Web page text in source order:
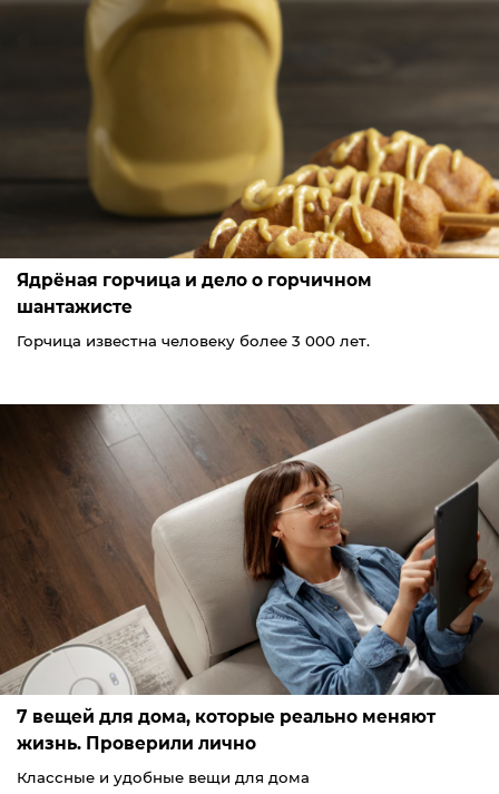
Ядрёная горчица и дело о горчичном
шантажисте
Горчица известна человеку более 3 000 лет.
7 вещей для дома, которые реально меняют
жизнь. Проверили лично
Классные и удобные вещи для дома